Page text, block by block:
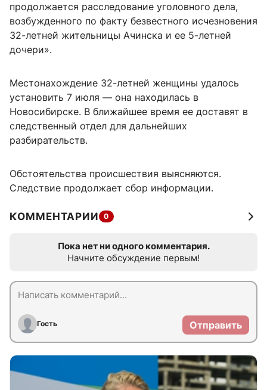
продолжается расследование уголовного дела,
возбужденного по факту безвестного исчезновения
32-летней жительницы Ачинска и ее 5-летней
дочери».
Местонахождение 32-летней женщины удалось
установить 7 июля — она находилась в
Новосибирске. В ближайшее время ее доставят в
следственный отдел для дальнейших
разбирательств.
Обстоятельства происшествия выясняются.
Следствие продолжает сбор информации.
КОММЕНТАРИИ 0
Пока нет ни одного комментария.
Начните обсуждение первым!
Гость Отправить